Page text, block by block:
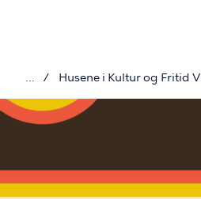
Brødkrumme
Husene i Kultur og Fritid V
Stairway